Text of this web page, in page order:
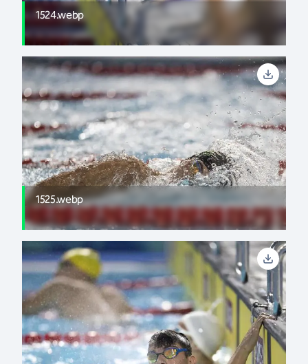
1524.webp
1525.webp